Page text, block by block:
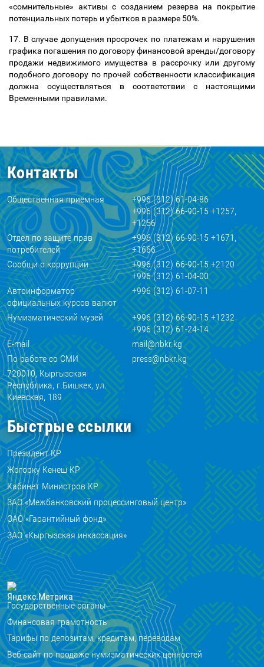
«сомнительные» активы с созданием резерва на покрытие
потенциальных потерь и убытков в размере 50%.
17. В случае допущения просрочек по платежам и нарушения
графика погашения по договору финансовой аренды/договору
продажи недвижимого имущества в рассрочку или другому
подобного договору по прочей собственности классификация
должна осуществляться в соответствии с настоящими
Временными правилами.
Контакты
Общественная приемная
+996 (312) 61-04-86
+996 (312) 66-90-15 +1257,
+1256
Отдел по защите прав
потребителей
+996 (312) 66-90-15 +1671,
+1666
Сообщи о коррупции
+996 (312) 66-90-15 +2120
+996 (312) 61-04-00
Автоинформатор
официальных курсов валют
+996 (312) 61-07-11
Нумизматический музей
+996 (312) 66-90-15 +1232
+996 (312) 61-24-14
E-mail
mail@nbkr.kg
По работе со СМИ
press@nbkr.kg
720010, Кыргызская
Республика, г.Бишкек, ул.
Киевская, 189
Быстрые ссылки
Президент КР
Жогорку Кенеш КР
Кабинет Министров КР
ЗАО «Межбанковский процессинговый центр»
ОАО «Гарантийный фонд»
ЗАО «Кыргызская инкассация»
Государственные органы
Финансовая грамотность
Тарифы по депозитам, кредитам, переводам
Веб-сайт по продаже нумизматических ценностей